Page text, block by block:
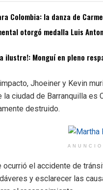
Colombia: la danza de
otorgó medalla Luis
ilustre!: Monguí en pleno
Jhoeiner y Kevin
la ciudad de Barranquilla
destruido.
ocurrió el accidente de
y esclarecer las